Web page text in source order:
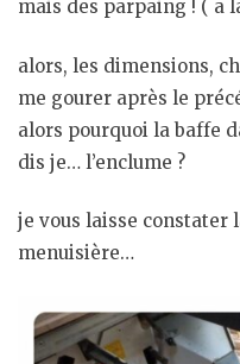
mais des parpaing ! ( a
alors, les dimensions,
me gourer après le
alors pourquoi la baffe
dis je… l’enclume ?
je vous laisse constater
menuisière…